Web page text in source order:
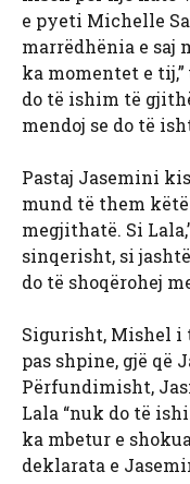
e pyeti Michelle
marrëdhënia e saj
ka momentet e
do të ishim të
mendoj se do të
Pastaj Jasemini
mund të them
megjithatë. Si
sinqerisht, si
do të shoqërohej
Sigurisht, Mishel i
pas shpine, gjë që
Përfundimisht,
Lala “nuk do të
ka mbetur e
deklarata e